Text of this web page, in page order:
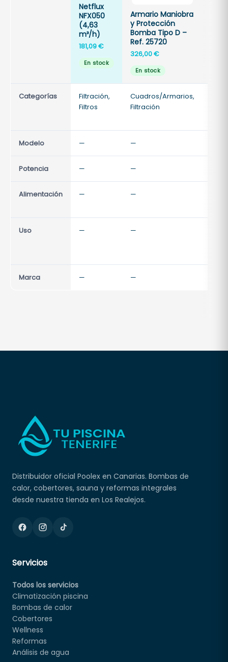
Netflux
NFX050
(4,63
m³/h)
181,09€
En stock
Armario Maniobra
y Protección
Bomba Tipo D –
Ref. 25720
326,00€
En stock
Categorías
Filtración,
Filtros
Cuadros/Armarios,
Filtración
Modelo — —
Potencia — —
Alimentación — —
Uso — —
Marca — —
Distribuidor oficial Poolex en Canarias. Bombas de
calor, cobertores, sauna y reformas integrales
desde nuestra tienda en Los Realejos.
Servicios
Todos los servicios
Climatización piscina
Bombas de calor
Cobertores
Wellness
Reformas
Análisis de agua